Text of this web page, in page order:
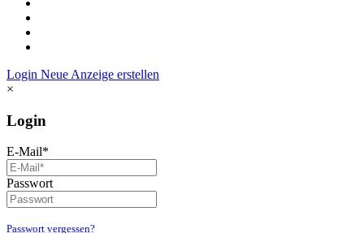
Login Neue Anzeige erstellen
×
Login
E-Mail*
Passwort
Passwort vergessen?